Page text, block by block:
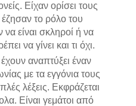
Είχαν ορίσει τους
έζησαν το ρόλο του
είναι σκληροί ή να
να γίνει και τι όχι.
αναπτύξει έναν
με τα εγγόνια τους
λέξεις. Εκφράζεται
Είναι γεμάτοι από